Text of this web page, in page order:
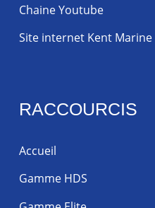
Chaine Youtube
Site internet Kent Marine
RACCOURCIS
Accueil
Gamme HDS